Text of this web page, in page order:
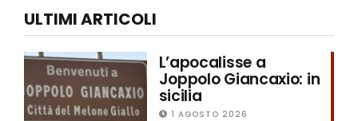
ULTIMI ARTICOLI
L’apocalisse a
Joppolo Giancaxio: in
sicilia
1 AGOSTO 2026